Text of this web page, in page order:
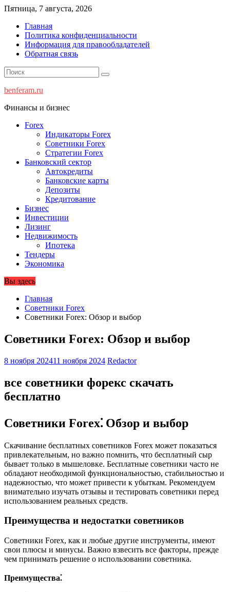
Перейти
содержимому
Пятница, 7 августа, 2026
Главная
Политика конфиденциальности
Информация для правообладателей
Обратная связь
benferam.ru
Финансы и бизнес
Forex
Индикаторы Forex
Советники Forex
Стратегии Forex
Банковский сектор
Автокредиты
Банковские карты
Депозиты
Кредитование
Бизнес
Инвестиции
Лизинг
Недвижимость
Ипотека
Тендеры
Экономика
Вы здесь
Главная
Советники Forex
Советники Forex: Обзор и выбор
Советники Forex: Обзор и выбор
8 ноября 202411 ноября 2024 Redactor
все советники форекс скачать
бесплатно
Советники Forex⁚ Обзор и выбор
Скачивание бесплатных советников Forex может показаться
привлекательным, но важно помнить, что бесплатный сыр
бывает только в мышеловке. Бесплатные советники часто не
обладают необходимой функциональностью, стабильностью и
надежностью, что может привести к убыткам. Рекомендуем
внимательно изучать отзывы и тестировать советники перед
использованием реальных средств.
Преимущества и недостатки советников
Советники Forex, как и любые другие инструменты, имеют
свои плюсы и минусы. Важно взвесить все факторы, прежде
чем принимать решение о использовании советника.
Преимущества⁚